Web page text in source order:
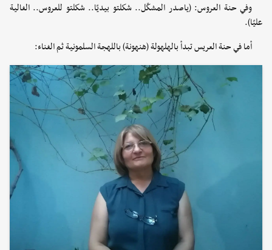
وفي حنة العروس: (ياصدر المشكّل.. شكلتو بيديّا.. شكلتو للعروس.. الغالية
عليّا).
أما في حنة العريس تبدأ بالهلهولة (هنهونة) باللهجة السلمونية ثم الغناء: